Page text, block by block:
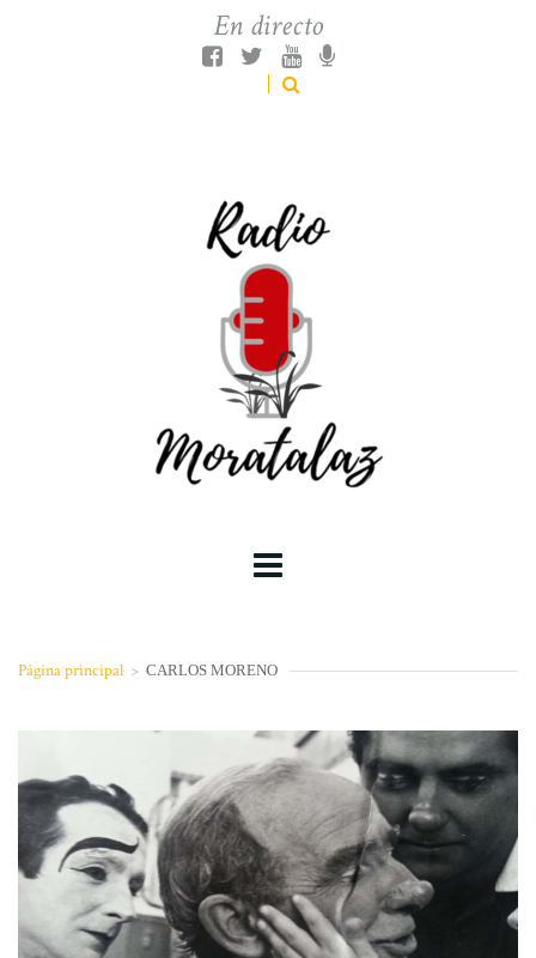
En directo
Página principal > CARLOS MORENO